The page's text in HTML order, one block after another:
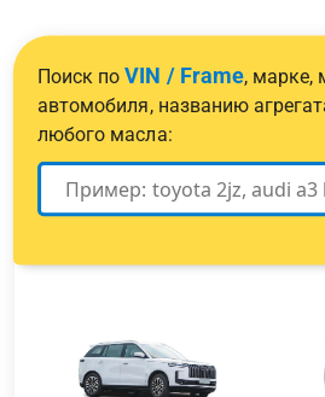
Поиск поVIN / Frame, марке,
автомобиля, названию
любого масла: